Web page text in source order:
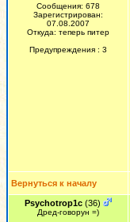
Сообщения: 678
Зарегистрирован:
07.08.2007
Откуда: теперь питер
Предупреждения : 3
Вернуться к началу
Psychotrop1c (36)
Дред-говорун =)